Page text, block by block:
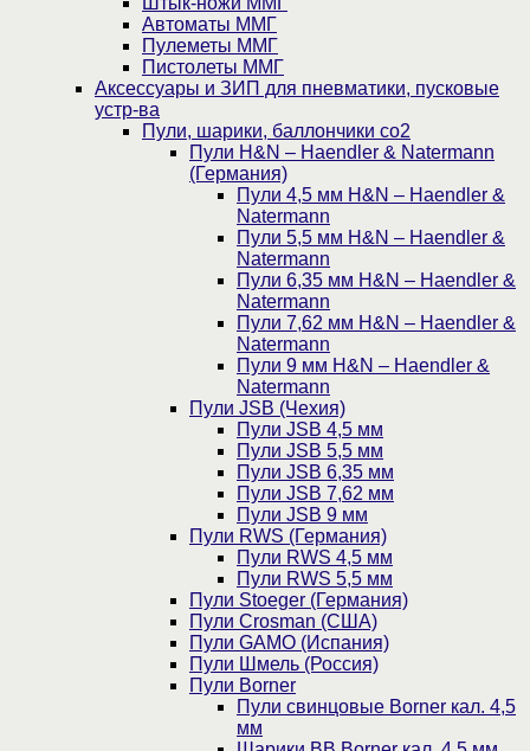
Автоматы ММГ
Пулеметы ММГ
Пистолеты ММГ
Аксессуары и ЗИП для пневматики, пусковые
устр-ва
Пули, шарики, баллончики со2
Пули H&N – Haendler & Natermann
(Германия)
Пули 4,5 мм H&N – Haendler &
Natermann
Пули 5,5 мм H&N – Haendler &
Natermann
Пули 6,35 мм H&N – Haendler &
Natermann
Пули 7,62 мм H&N – Haendler &
Natermann
Пули 9 мм H&N – Haendler &
Natermann
Пули JSB (Чехия)
Пули JSB 4,5 мм
Пули JSB 5,5 мм
Пули JSB 6,35 мм
Пули JSB 7,62 мм
Пули JSB 9 мм
Пули RWS (Германия)
Пули RWS 4,5 мм
Пули RWS 5,5 мм
Пули Stoeger (Германия)
Пули Crosman (США)
Пули GAMO (Испания)
Пули Шмель (Россия)
Пули Borner
Пули свинцовые Borner кал. 4,5
мм